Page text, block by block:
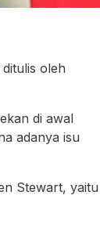
oleh
di awal
adanya isu
Stewart, yaitu